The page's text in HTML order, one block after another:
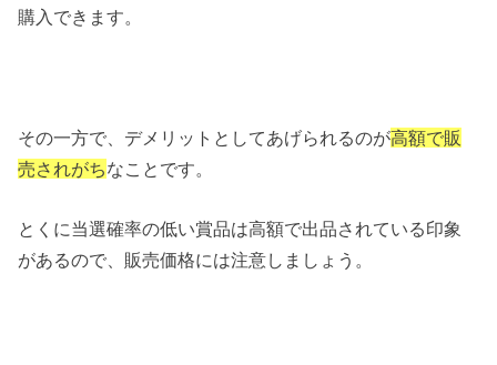
購入できます。
その一方で、デメリットとしてあげられるのが高額で販
売されがちなことです。
とくに当選確率の低い賞品は高額で出品されている印象
があるので、販売価格には注意しましょう。